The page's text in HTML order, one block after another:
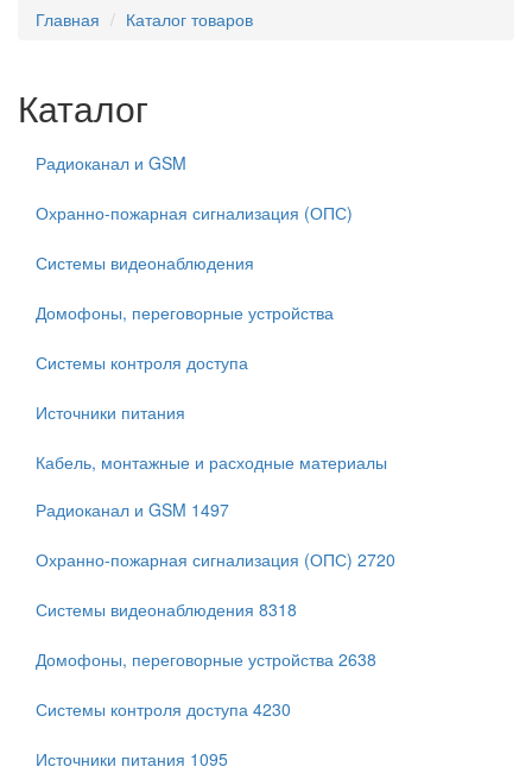
Главная
Каталог товаров
Каталог
Радиоканал и GSM
Охранно-пожарная сигнализация (ОПС)
Системы видеонаблюдения
Домофоны, переговорные устройства
Системы контроля доступа
Источники питания
Кабель, монтажные и расходные материалы
Радиоканал и GSM 1497
Охранно-пожарная сигнализация (ОПС) 2720
Системы видеонаблюдения 8318
Домофоны, переговорные устройства 2638
Системы контроля доступа 4230
Источники питания 1095